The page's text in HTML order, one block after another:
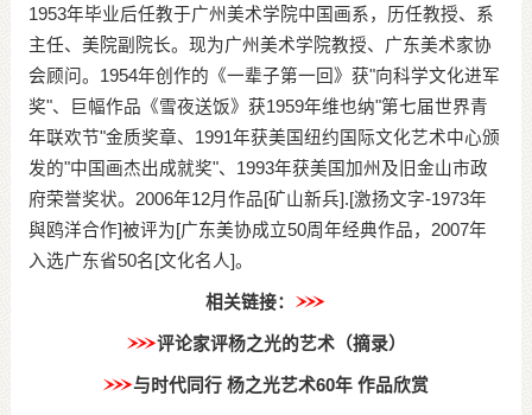
1953年毕业后任教于广州美术学院中国画系，历任教授、系
主任、美院副院长。现为广州美术学院教授、广东美术家协
会顾问。1954年创作的《一辈子第一回》获"向科学文化进军
奖"、巨幅作品《雪夜送饭》获1959年维也纳"第七届世界青
年联欢节"金质奖章、1991年获美国纽约国际文化艺术中心颁
发的"中国画杰出成就奖"、1993年获美国加州及旧金山市政
府荣誉奖状。2006年12月作品[矿山新兵].[激扬文字-1973年
與鸥洋合作]被评为[广东美协成立50周年经典作品，2007年
入选广东省50名[文化名人]。
相关链接：
评论家评杨之光的艺术（摘录）
与时代同行 杨之光艺术60年 作品欣赏